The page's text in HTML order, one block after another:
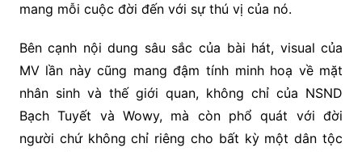
mang mỗi cuộc đời đến với sự thú vị của nó.
Bên cạnh nội dung sâu sắc của bài hát, visual của
MV lần này cũng mang đậm tính minh hoạ về mặt
nhân sinh và thế giới quan, không chỉ của NSND
Bạch Tuyết và Wowy, mà còn phổ quát với đời
người chứ không chỉ riêng cho bất kỳ một dân tộc